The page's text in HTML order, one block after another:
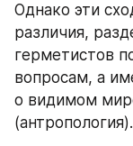
Однако эти
различия,
герметистов
вопросам, а
о видимом
(антропология).